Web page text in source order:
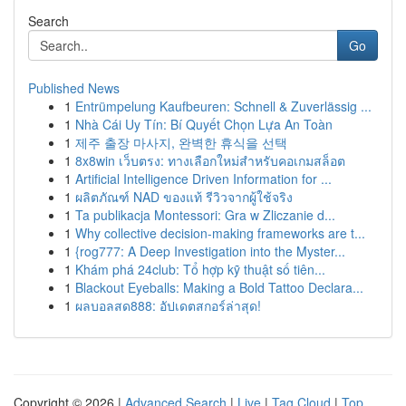
Search
Go
Published News
1 Entrümpelung Kaufbeuren: Schnell & Zuverlässig ...
1 Nhà Cái Uy Tín: Bí Quyết Chọn Lựa An Toàn
1 제주 출장 마사지, 완벽한 휴식을 선택
1 8x8win เว็บตรง: ทางเลือกใหม่สำหรับคอเกมสล็อต
1 Artificial Intelligence Driven Information for ...
1 ผลิตภัณฑ์ NAD ของแท้ รีวิวจากผู้ใช้จริง
1 Ta publikacja Montessori: Gra w Zliczanie d...
1 Why collective decision-making frameworks are t...
1 {rog777: A Deep Investigation into the Myster...
1 Khám phá 24club: Tổ hợp kỹ thuật số tiên...
1 Blackout Eyeballs: Making a Bold Tattoo Declara...
1 ผลบอลสด888: อัปเดตสกอร์ล่าสุด!
Copyright © 2026 | Advanced Search | Live | Tag Cloud | Top